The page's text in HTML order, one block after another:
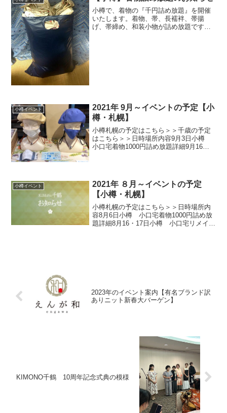
小樽で、着物の『千円詰め放題』を開催
いたします。着物、帯、長襦袢、帯揚
げ、帯締め、和装小物が詰め放題です。
小樽イベント
2021年 9月～イベントの予定【小
樽・札幌】
小樽札幌の予定はこちら＞＞千歳の予定
はこちら＞＞日時場所内容9月3日小樽
小口宅着物1000円詰め放題詳細9月16・
月1日小...
小樽イベント
2021年 ８月～イベントの予定
【小樽・札幌】
小樽札幌の予定はこちら＞＞日時場所内
容8月6日小樽 小口宅着物1000円詰め放
題詳細8月16・17日小樽 小口宅リメイク
2023年のイベント案内【有名ブランド訳
ありニット新春大バーゲン】
KIMONO千鶴 10周年記念式典の模様